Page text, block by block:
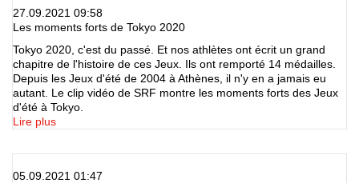
27.09.2021 09:58
Les moments forts de Tokyo 2020
Tokyo 2020, c'est du passé. Et nos athlètes ont écrit un grand
chapitre de l'histoire de ces Jeux. Ils ont remporté 14 médailles.
Depuis les Jeux d'été de 2004 à Athènes, il n'y en a jamais eu
autant. Le clip vidéo de SRF montre les moments forts des Jeux
d'été à Tokyo.
Lire plus
05.09.2021 01:47